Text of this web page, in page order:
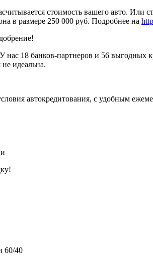
стоимость вашего авто. Или
в размере 250 000 руб. Подробнее на
18 банков-партнеров и 56
идеальна.
автокредитования, с удобным
60/40